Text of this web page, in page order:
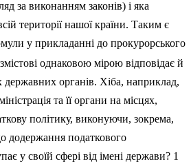
за виконанням законів) і яка
території нашої країни. Таким є
у прикладанні до прокурорського
однаковою мірою відповідає й
державних органів. Хіба, наприклад,
та її органи на місцях,
політику, виконуючи, зокрема,
додержання податкового
у своїй сфері від імені держави? 1